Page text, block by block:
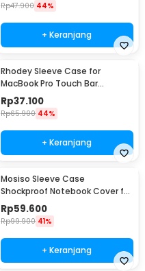
Rp47.900 44%
+ Keranjang
Rhodey Sleeve Case for
MacBook Pro Touch Bar
Neoprene with Pouch 13 Inch -
YG6005
Rp37.100
Rp65.900 44%
+ Keranjang
Mosiso Sleeve Case
Shockproof Notebook Cover for
Laptop 13 Inch - C0412
Rp59.600
Rp99.900 41%
+ Keranjang